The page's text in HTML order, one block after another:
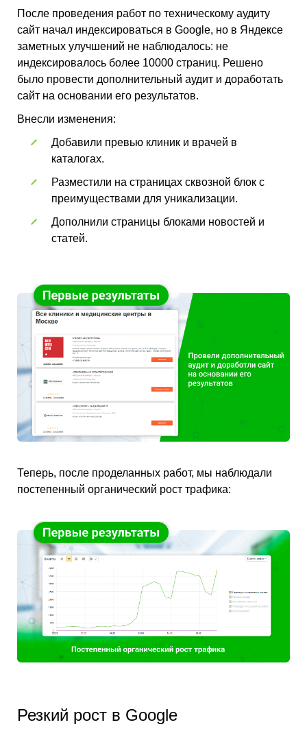
После проведения работ по техническому аудиту
сайт начал индексироваться в Google, но в Яндексе
заметных улучшений не наблюдалось: не
индексировалось более 10000 страниц. Решено
было провести дополнительный аудит и доработать
сайт на основании его результатов.
Внесли изменения:
Добавили превью клиник и врачей в
каталогах.
Разместили на страницах сквозной блок с
преимуществами для уникализации.
Дополнили страницы блоками новостей и
статей.
Теперь, после проделанных работ, мы наблюдали
постепенный органический рост трафика:
Резкий рост в Google